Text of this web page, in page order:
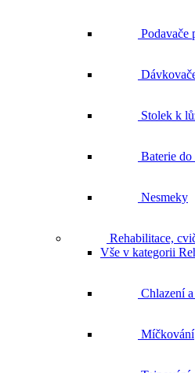
Podavače
Stolek k
Baterie do
Nesmeky
Rehabilitace,
Vše v kategorii
Chlazení
Míčkování